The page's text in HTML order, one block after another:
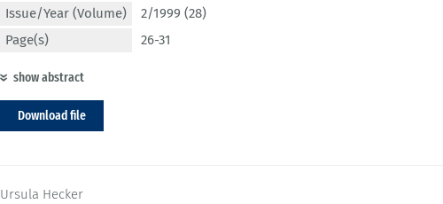
Issue/Year (Volume)
2/1999 (28)
Page(s)
26-31
show abstract
Download file
Ursula Hecker